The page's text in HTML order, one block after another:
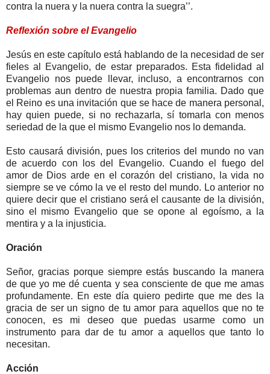
contra la nuera y la nuera contra la suegra’’.
Reflexión sobre el Evangelio
Jesús en este capítulo está hablando de la necesidad de ser
fieles al Evangelio, de estar preparados. Esta fidelidad al
Evangelio nos puede llevar, incluso, a encontrarnos con
problemas aun dentro de nuestra propia familia. Dado que
el Reino es una invitación que se hace de manera personal,
hay quien puede, si no rechazarla, sí tomarla con menos
seriedad de la que el mismo Evangelio nos lo demanda.
Esto causará división, pues los criterios del mundo no van
de acuerdo con los del Evangelio. Cuando el fuego del
amor de Dios arde en el corazón del cristiano, la vida no
siempre se ve cómo la ve el resto del mundo. Lo anterior no
quiere decir que el cristiano será el causante de la división,
sino el mismo Evangelio que se opone al egoísmo, a la
mentira y a la injusticia.
Oración
Señor, gracias porque siempre estás buscando la manera
de que yo me dé cuenta y sea consciente de que me amas
profundamente. En este día quiero pedirte que me des la
gracia de ser un signo de tu amor para aquellos que no te
conocen, es mi deseo que puedas usarme como un
instrumento para dar de tu amor a aquellos que tanto lo
necesitan.
Acción